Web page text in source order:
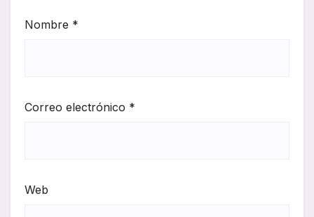
Nombre *
Correo electrónico *
Web